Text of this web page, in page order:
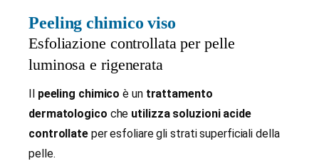
Peeling chimico viso
Esfoliazione controllata per pelle
luminosa e rigenerata
Il peeling chimico è un trattamento
dermatologico che utilizza soluzioni acide
controllateper esfoliare gli strati superficiali della
pelle.